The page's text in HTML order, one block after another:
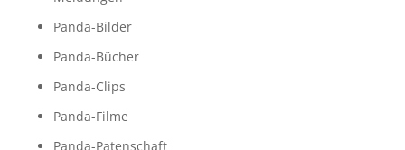
Panda-Bilder
Panda-Bücher
Panda-Clips
Panda-Filme
Panda-Patenschaft